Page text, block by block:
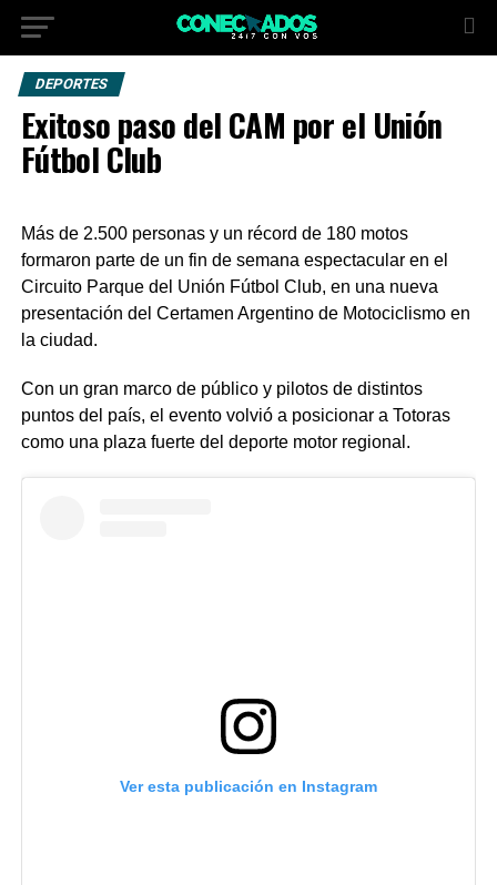
DEPORTES
Exitoso paso del CAM por el Unión
Fútbol Club
Más de 2.500 personas y un récord de 180 motos
formaron parte de un fin de semana espectacular en el
Circuito Parque del Unión Fútbol Club, en una nueva
presentación del Certamen Argentino de Motociclismo en
la ciudad.
Con un gran marco de público y pilotos de distintos
puntos del país, el evento volvió a posicionar a Totoras
como una plaza fuerte del deporte motor regional.
Ver esta publicación en Instagram